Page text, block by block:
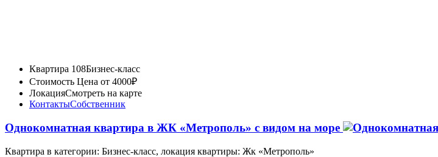
Квартира 108Бизнес-класс
Стоимость Цена от 4000₽
ЛокацияСмотреть на карте
КонтактыСобственник
Однокомнатная квартира в ЖК «Метрополь» с видом на море
Квартира в категории: Бизнес-класс, локация квартиры: Жк «Метрополь»